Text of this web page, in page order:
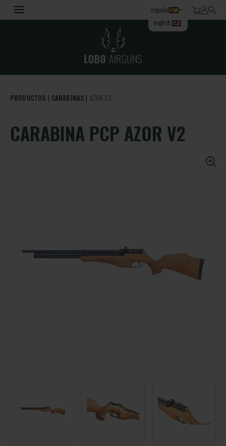
español
english
PRODUCTOS CARABINAS AZOR V2
CARABINA PCP AZOR V2